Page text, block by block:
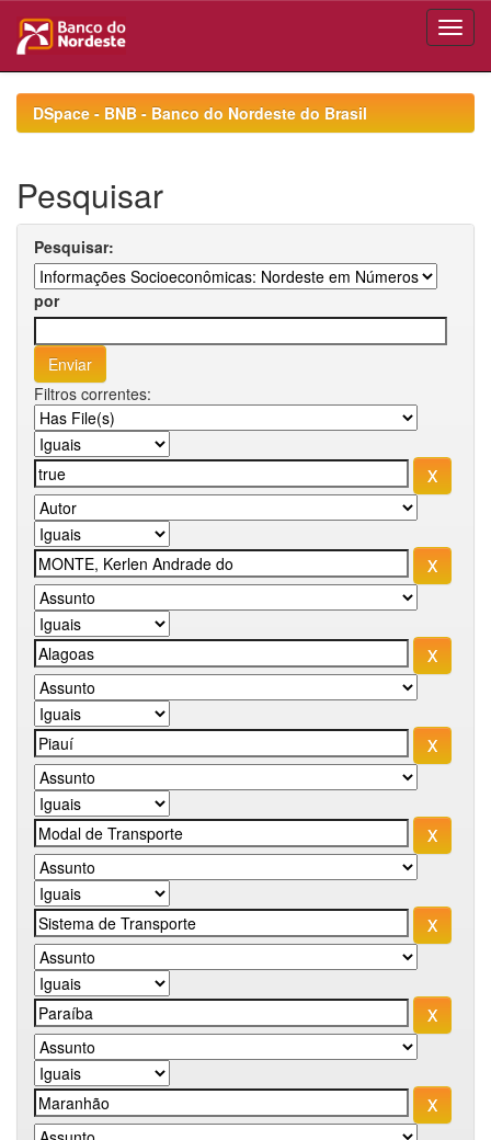
navigationDSpace - BNB - Banco do Nordeste do Brasil
Pesquisar
Pesquisar:
por
Filtros correntes: